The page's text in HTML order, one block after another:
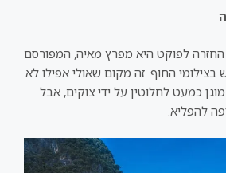
לפוקט היא מפרץ מאיה, המפורסם
החוף. זה מקום שאולי אפילו לא
כמעט לחלוטין על ידי צוקים, אבל
להפליא.